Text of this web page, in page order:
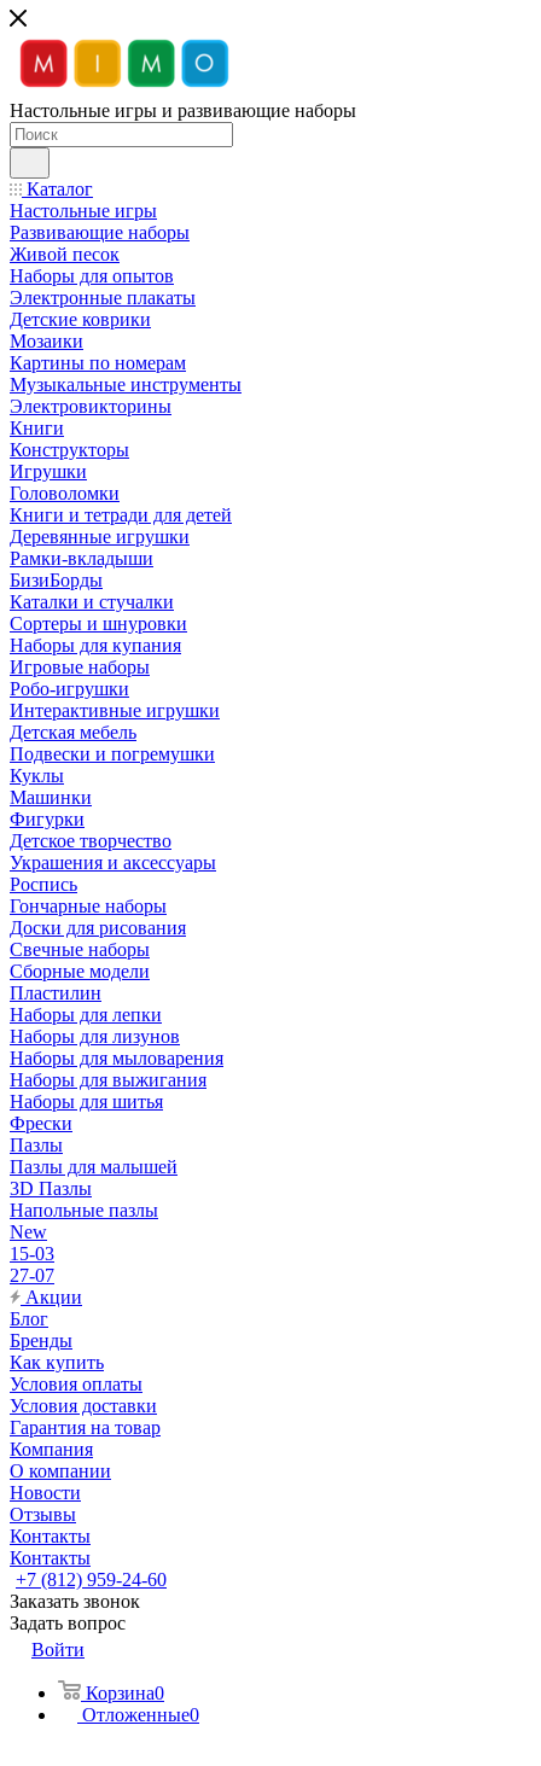
Настольные игры и развивающие наборы
Каталог
Настольные игры
Развивающие наборы
Живой песок
Наборы для опытов
Электронные плакаты
Детские коврики
Мозаики
Картины по номерам
Музыкальные инструменты
Электровикторины
Книги
Конструкторы
Игрушки
Головоломки
Книги и тетради для детей
Деревянные игрушки
Рамки-вкладыши
БизиБорды
Каталки и стучалки
Сортеры и шнуровки
Наборы для купания
Игровые наборы
Робо-игрушки
Интерактивные игрушки
Детская мебель
Подвески и погремушки
Куклы
Машинки
Фигурки
Детское творчество
Украшения и аксессуары
Роспись
Гончарные наборы
Доски для рисования
Свечные наборы
Сборные модели
Пластилин
Наборы для лепки
Наборы для лизунов
Наборы для мыловарения
Наборы для выжигания
Наборы для шитья
Фрески
Пазлы
Пазлы для малышей
3D Пазлы
Напольные пазлы
New
15-03
27-07
Акции
Блог
Бренды
Как купить
Условия оплаты
Условия доставки
Гарантия на товар
Компания
О компании
Новости
Отзывы
Контакты
Контакты
+7 (812) 959-24-60
Заказать звонок
Задать вопрос
Войти
Корзина0
Отложенные0